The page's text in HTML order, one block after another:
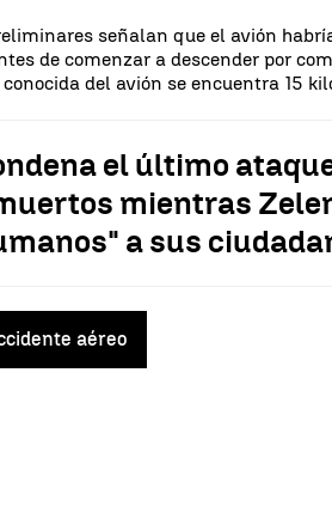
señalan que el avión
de comenzar a descender por
del avión se encuentra 15
el último
mientras
a sus
aéreo